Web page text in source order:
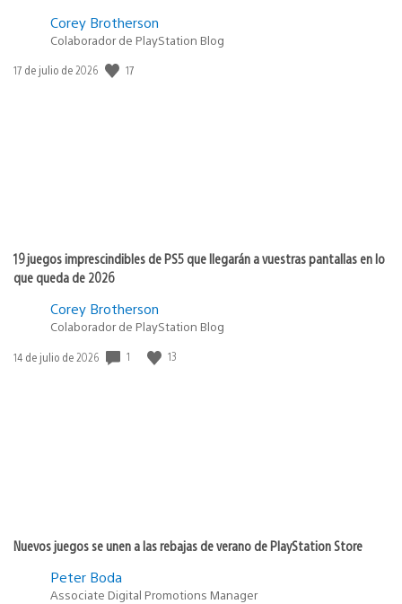
Corey Brotherson
Colaborador de PlayStation Blog
Fecha
17 de julio de 2026 17
19 juegos imprescindibles de PS5 que llegarán a vuestras pantallas en lo
que queda de 2026
Corey Brotherson
Colaborador de PlayStation Blog
Fecha
14 de julio de 2026 1 13
Nuevos juegos se unen a las rebajas de verano de PlayStation Store
Peter Boda
Associate Digital Promotions Manager